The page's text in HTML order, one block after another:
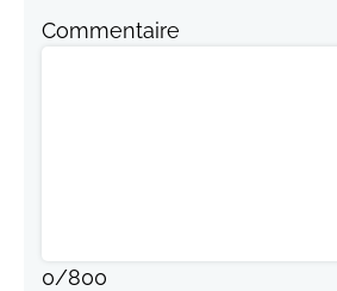
Commentaire
0/800